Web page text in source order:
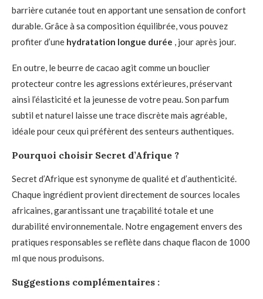
barrière cutanée tout en apportant une sensation de confort
durable. Grâce à sa composition équilibrée, vous pouvez
profiter d’une hydratation longue durée , jour après jour.
En outre, le beurre de cacao agit comme un bouclier
protecteur contre les agressions extérieures, préservant
ainsi l’élasticité et la jeunesse de votre peau. Son parfum
subtil et naturel laisse une trace discrète mais agréable,
idéale pour ceux qui préfèrent des senteurs authentiques.
Pourquoi choisir Secret d’Afrique ?
Secret d’Afrique est synonyme de qualité et d’authenticité.
Chaque ingrédient provient directement de sources locales
africaines, garantissant une traçabilité totale et une
durabilité environnementale. Notre engagement envers des
pratiques responsables se reflète dans chaque flacon de 1000
ml que nous produisons.
Suggestions complémentaires :